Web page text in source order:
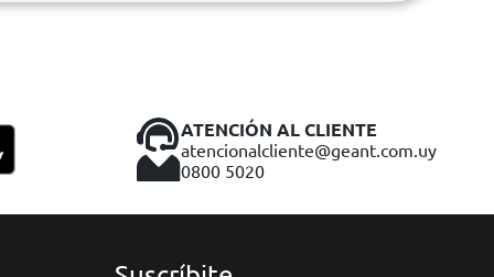
ATENCIÓN AL CLIENTE
atencionalcliente@geant.com.uy
0800 5020